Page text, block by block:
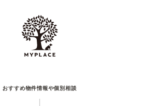
おすすめ物件情報や個別相談